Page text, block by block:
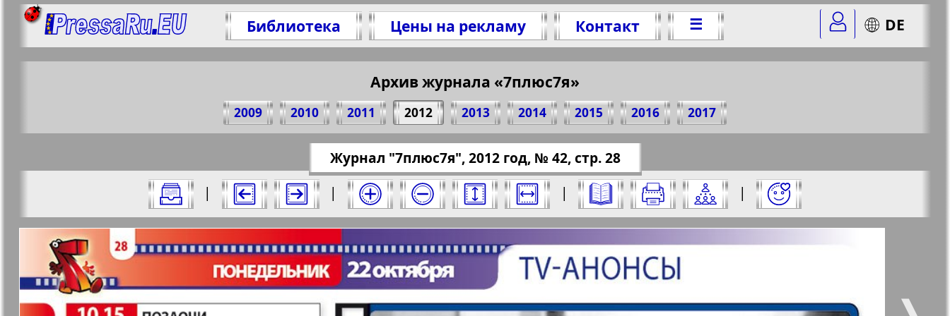
Библиотека Цены на рекламу Контакт ☰ DE
Архив журнала «7плюс7я»
2009 2010 2011 2012 2013 2014 2015 2016 2017
Все номера журнала "7плюс7я" за 2012 год. Выберите номер и нажмите на него:
Журнал "7плюс7я", 2012 год, № 42, стр. 28
|
| | |
Страницы журнала "7плюс7я". Номер: 42, 2012 год. Выберите страницу и нажмите на нее:
1 2 3 4 5
Отправить
Поделитесь 28 стр. журнала "7плюс7я", № 42, 2012 г.
(Нажмите, чтобы скопировать ссылку)
https://pressaru.eu/?pub=7-plus-semya&god=2012&nomer=42&str=28
Актуальные газеты и журналы
Апельсин
Баден-
Берлинский
Все pro все Город 511